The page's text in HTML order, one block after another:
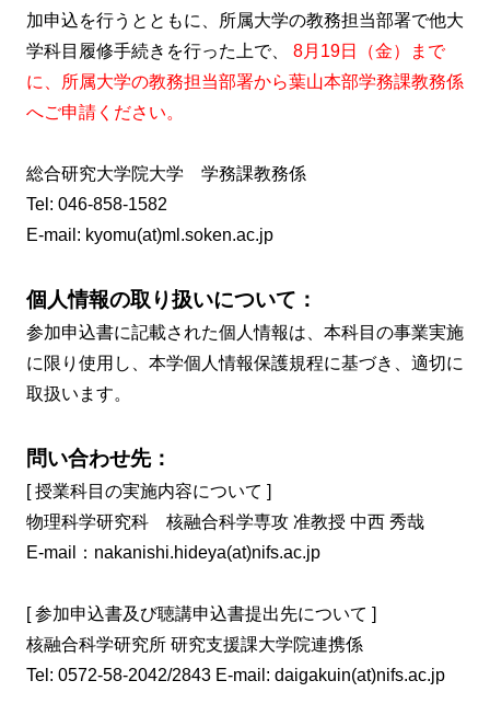
加申込を行うとともに、所属大学の教務担当部署で他大
学科目履修手続きを行った上で、 8月19日（金）まで
に、所属大学の教務担当部署から葉山本部学務課教務係
へご申請ください。
総合研究大学院大学 学務課教務係
Tel: 046-858-1582
E-mail: kyomu(at)ml.soken.ac.jp
個人情報の取り扱いについて：
参加申込書に記載された個人情報は、本科目の事業実施
に限り使用し、本学個人情報保護規程に基づき、適切に
取扱います。
問い合わせ先：
[ 授業科目の実施内容について ]
物理科学研究科 核融合科学専攻 准教授 中西 秀哉
E-mail：nakanishi.hideya(at)nifs.ac.jp
[ 参加申込書及び聴講申込書提出先について ]
核融合科学研究所 研究支援課大学院連携係
Tel: 0572-58-2042/2843 E-mail: daigakuin(at)nifs.ac.jp